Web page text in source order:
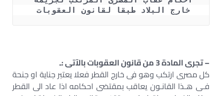
خارج البلاد طبقا لقانون العقوبات
– تجرى المادة 3 من قانون العقوبات بالآتى :ـ
كل مصرى ارتكب وهو فى خارج القطر فعلا يعتبر جناية او جنحة
فـى هـذا القانـون يعاقب بمقتضى احكامه اذا عاد الى القطر